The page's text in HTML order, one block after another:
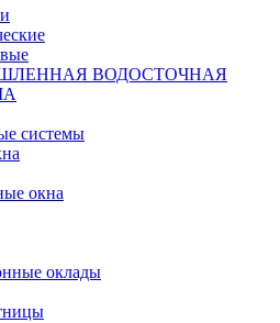
ВОДОСТОЧНАЯ
системы
окна
оклады